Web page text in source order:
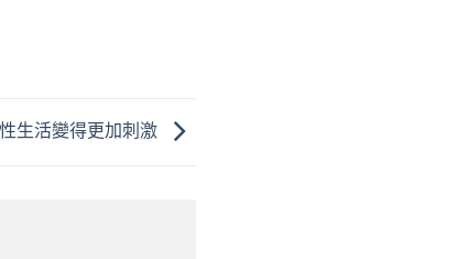
生活變得更加刺激